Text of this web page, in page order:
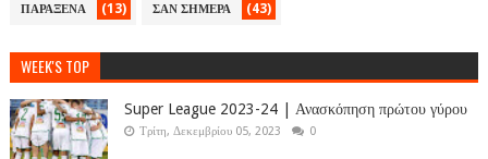
ΠΑΡΑΞΕΝΑ (13) ΣΑΝ ΣΗΜΕΡΑ (43)
WEEK'S TOP
Super League 2023-24 | Ανασκόπηση πρώτου γύρου
Τρίτη, Δεκεμβρίου 05, 2023 0